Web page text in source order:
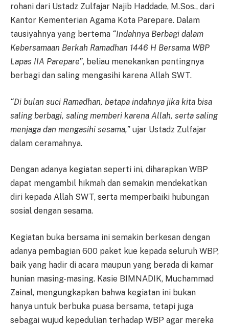
rohani dari Ustadz Zulfajar Najib Haddade, M.Sos., dari
Kantor Kementerian Agama Kota Parepare. Dalam
tausiyahnya yang bertema “Indahnya Berbagi dalam
Kebersamaan Berkah Ramadhan 1446 H Bersama WBP
Lapas IIA Parepare”, beliau menekankan pentingnya
berbagi dan saling mengasihi karena Allah SWT.
“Di bulan suci Ramadhan, betapa indahnya jika kita bisa
saling berbagi, saling memberi karena Allah, serta saling
menjaga dan mengasihi sesama,” ujar Ustadz Zulfajar
dalam ceramahnya.
Dengan adanya kegiatan seperti ini, diharapkan WBP
dapat mengambil hikmah dan semakin mendekatkan
diri kepada Allah SWT, serta memperbaiki hubungan
sosial dengan sesama.
Kegiatan buka bersama ini semakin berkesan dengan
adanya pembagian 600 paket kue kepada seluruh WBP,
baik yang hadir di acara maupun yang berada di kamar
hunian masing-masing. Kasie BIMNADIK, Muchammad
Zainal, mengungkapkan bahwa kegiatan ini bukan
hanya untuk berbuka puasa bersama, tetapi juga
sebagai wujud kepedulian terhadap WBP agar mereka